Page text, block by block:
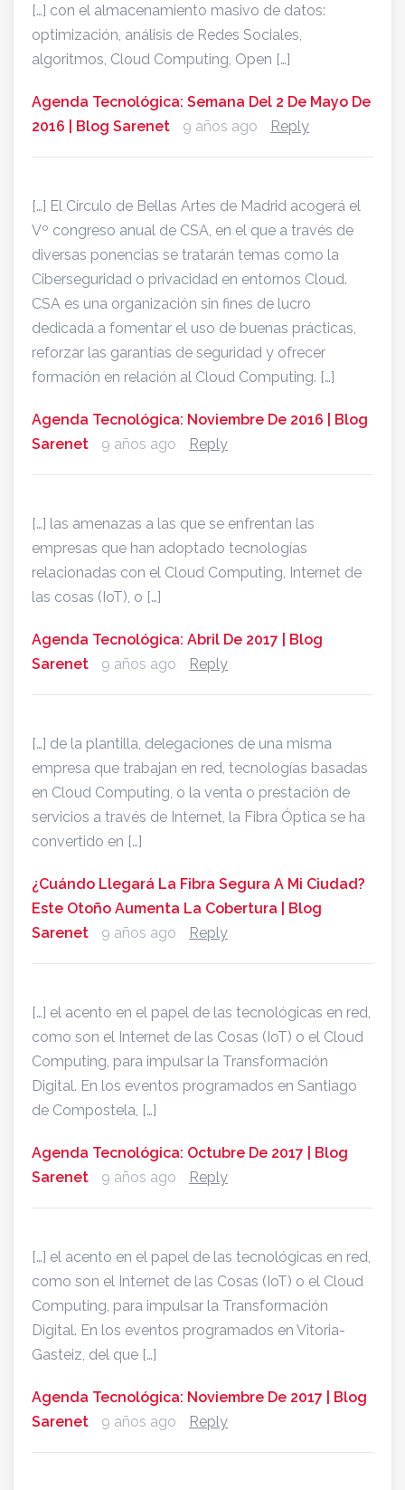
[…] con el almacenamiento masivo de datos:
optimización, análisis de Redes Sociales,
algoritmos, Cloud Computing, Open […]
Agenda Tecnológica: Semana Del 2 De Mayo De
2016 | Blog Sarenet
9 años ago Reply
[…] El Círculo de Bellas Artes de Madrid acogerá el
Vº congreso anual de CSA, en el que a través de
diversas ponencias se tratarán temas como la
Ciberseguridad o privacidad en entornos Cloud.
CSA es una organización sin fines de lucro
dedicada a fomentar el uso de buenas prácticas,
reforzar las garantías de seguridad y ofrecer
formación en relación al Cloud Computing. […]
Agenda Tecnológica: Noviembre De 2016 | Blog
Sarenet
9 años ago Reply
[…] las amenazas a las que se enfrentan las
empresas que han adoptado tecnologías
relacionadas con el Cloud Computing, Internet de
las cosas (IoT), o […]
Agenda Tecnológica: Abril De 2017 | Blog
Sarenet
9 años ago Reply
[…] de la plantilla, delegaciones de una misma
empresa que trabajan en red, tecnologías basadas
en Cloud Computing, o la venta o prestación de
servicios a través de Internet, la Fibra Óptica se ha
convertido en […]
¿Cuándo Llegará La Fibra Segura A Mi Ciudad?
Este Otoño Aumenta La Cobertura | Blog
Sarenet
9 años ago Reply
[…] el acento en el papel de las tecnológicas en red,
como son el Internet de las Cosas (IoT) o el Cloud
Computing, para impulsar la Transformación
Digital. En los eventos programados en Santiago
de Compostela, […]
Agenda Tecnológica: Octubre De 2017 | Blog
Sarenet
9 años ago Reply
[…] el acento en el papel de las tecnológicas en red,
como son el Internet de las Cosas (IoT) o el Cloud
Computing, para impulsar la Transformación
Digital. En los eventos programados en Vitoria-
Gasteiz, del que […]
Agenda Tecnológica: Noviembre De 2017 | Blog
Sarenet
9 años ago Reply